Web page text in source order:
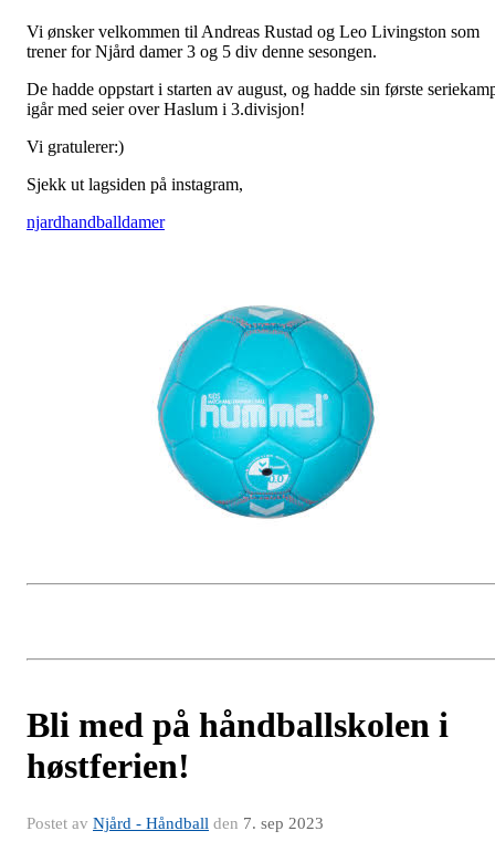
Vi ønsker velkommen til Andreas Rustad og Leo Livingston som
trener for Njård damer 3 og 5 div denne sesongen.
De hadde oppstart i starten av august, og hadde sin første
igår med seier over Haslum i 3.divisjon!
Vi gratulerer:)
Sjekk ut lagsiden på instagram,
njardhandballdamer
Bli med på håndballskolen i
høstferien!
Postet av Njård - Håndball den 7. sep 2023